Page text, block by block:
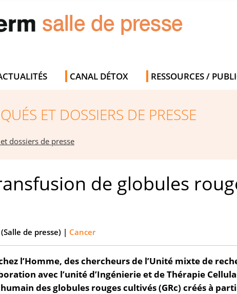
CANAL DÉTOX RESSOURCES /
ET DOSSIERS DE PRESSE
dossiers de presse
de globules
de presse) | Cancer
l’Homme, des chercheurs de l’Unité mixte de
avec l’unité d’Ingénierie et de Thérapie
des globules rouges cultivés (GRc) créés à